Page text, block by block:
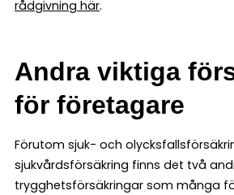
rådgivning här.
Andra viktiga
för företagare
Förutom sjuk- och
sjukvårdsförsäkring finns det två
trygghetsförsäkringar som många